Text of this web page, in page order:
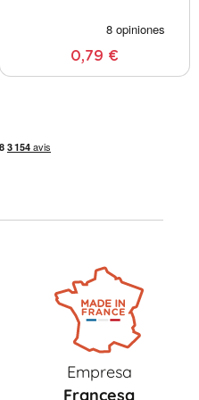
0,79 €
Empresa
Francesa